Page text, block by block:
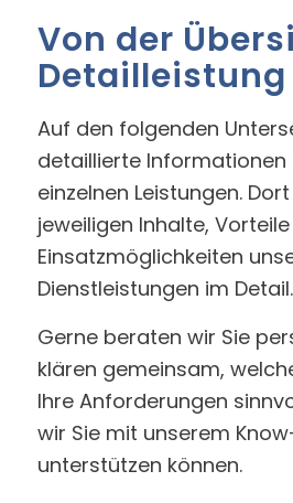
Von der
Detailleistung
Auf den folgenden
detaillierte Informationen
einzelnen Leistungen.
jeweiligen Inhalte,
Einsatzmöglichkeiten
Dienstleistungen im Detail.
Gerne beraten wir Sie
klären gemeinsam,
Ihre Anforderungen
wir Sie mit unserem
unterstützen können.